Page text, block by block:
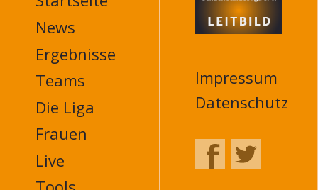
MAIN
NAVIGATION
FOOTER
News
Ergebnisse
Teams
Die Liga
Frauen
Live
Impressum
Datenschutz